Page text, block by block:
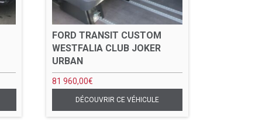
FORD TRANSIT CUSTOM
WESTFALIA CLUB JOKER
URBAN
81 960,00€